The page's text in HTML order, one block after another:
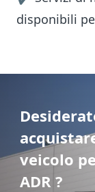
disponibili
veicolo
ADR ?